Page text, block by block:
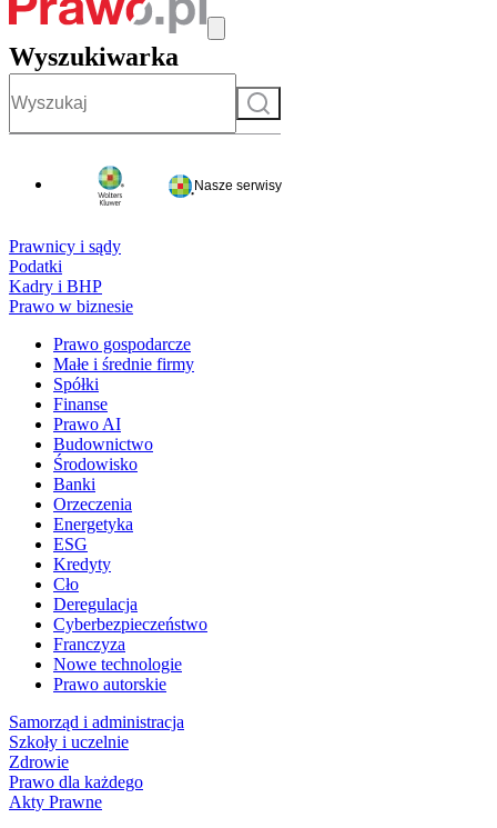
Wyszukiwarka
Szukaj
Nasze serwisy
Prawnicy i sądy
Podatki
Kadry i BHP
Prawo w biznesie
Prawo gospodarcze
Małe i średnie firmy
Spółki
Finanse
Prawo AI
Budownictwo
Środowisko
Banki
Orzeczenia
Energetyka
ESG
Kredyty
Cło
Deregulacja
Cyberbezpieczeństwo
Franczyza
Nowe technologie
Prawo autorskie
Samorząd i administracja
Szkoły i uczelnie
Zdrowie
Prawo dla każdego
Akty Prawne